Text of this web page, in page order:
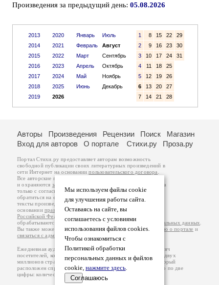
Произведения за предыдущий день: 05.08.2026
2013
2014
2015
2016
2017
2018
2019
2020
2021
2022
2023
2024
2025
2026
Январь
Июль
Февраль
Август
Март
Сентябрь
Апрель
Октябрь
Май
Ноябрь
Июнь
Декабрь
1 8 15 22
29
2
9 16 23
30
3
10 17 24
31
4
11 18
25
5
12 19
26
6
13 20
27
7
14 21 28
Мы используем файлы cookie
для улучшения работы сайта.
Оставаясь на сайте, вы
соглашаетесь с условиями
использования файлов cookies.
Чтобы ознакомиться с
Политикой обработки
персональных данных и файлов
cookie, нажмите здесь.
Соглашаюсь
Авторы Произведения Рецензии Поиск
Магазин
Вход для авторов
О портале Стихи.ру Проза.ру
Портал Стихи.ру предоставляет авторам возможность
свободной публикации своих литературных произведений в
сети Интернет на основаниипользовательского договора
Все авторские права на произведения принадлежат авторам
и охраняются законом
. Перепечатка произведений возможна
только с согласия его автора, к которому вы можете
обратиться на его авторской странице. Ответственность за
тексты произведений авторы несут самостоятельно на
основанииправил публикацииизаконодательства
Российской Федерации
обрабатываются на основанииПолитики обработки персональных данных
Вы также можете посмотреть более подробнуюинформацию о портале и
связаться с администрацией
Ежедневная аудитория портала Стихи.ру – порядка 200 тысяч
посетителей, которые в общей сумме просматривают более двух
миллионов страниц по данным счетчика посещаемости, который
расположен справа от этого текста. В каждой графе указано по две
цифры: количество просмотров и количество посетителей.